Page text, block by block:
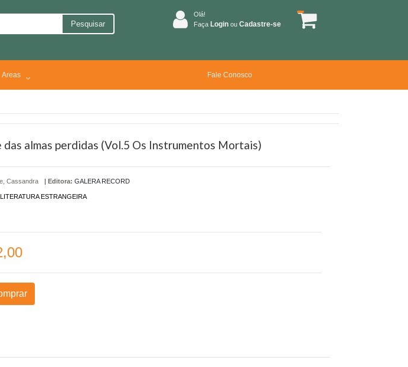
Pesquisar
Olá!
Faça Login ou Cadastre-se
Areas Fale Conosco
das almas perdidas (Vol.5 Os Instrumentos Mortais)
Cassandra | Editora: GALERA RECORD
LITERATURA ESTRANGEIRA